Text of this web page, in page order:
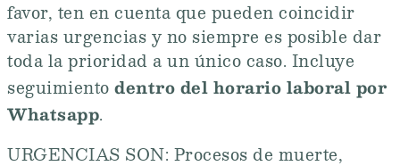
favor, ten en cuenta que pueden coincidir
varias urgencias y no siempre es posible dar
toda la prioridad a un único caso. Incluye
seguimiento dentro del horario laboral por
Whatsapp.
URGENCIAS SON: Procesos de muerte,